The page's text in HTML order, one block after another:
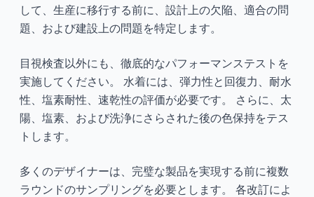
して、生産に移行する前に、設計上の欠陥、適合の問
題、および建設上の問題を特定します。
目視検査以外にも、徹底的なパフォーマンステストを
実施してください。 水着には、弾力性と回復力、耐水
性、塩素耐性、速乾性の評価が必要です。 さらに、太
陽、塩素、および洗浄にさらされた後の色保持をテス
トします。
多くのデザイナーは、完璧な製品を実現する前に複数
ラウンドのサンプリングを必要とします。 各改訂によ